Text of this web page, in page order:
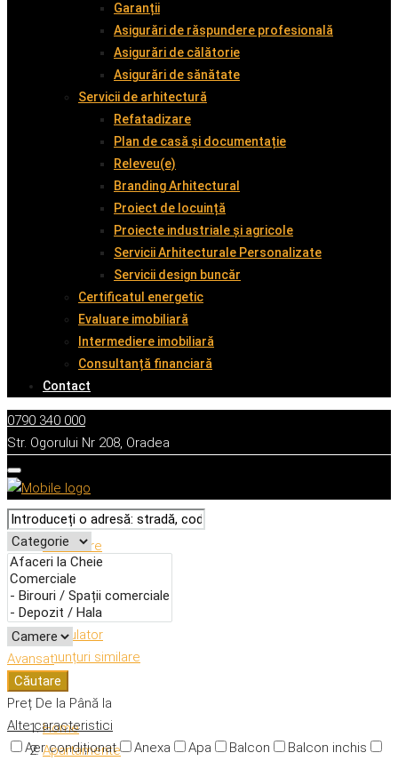
Garanții
Asigurări de răspundere profesională
Asigurări de călătorie
Asigurări de sănătate
Servicii de arhitectură
Refatadizare
Plan de casă și documentație
Releveu(e)
Branding Arhitectural
Proiect de locuință
Proiecte industriale și agricole
Servicii Arhitecturale Personalizate
Servicii design buncăr
Certificatul energetic
Evaluare imobiliară
Intermediere imobiliară
Consultanță financiară
Contact
0790 340 000
Str. Ogorului Nr 208, Oradea
Avansat
Căutare
Preț De la Până la
Alte caracteristici
Aer condiționat
Anexa Apa Balcon
Balcon inchis
Descriere
Caracteristici
Adresă
Detalii
Calculator
Anunțuri similare
Home
Apartamente